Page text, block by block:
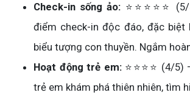
Check-in sống ảo: ⭐⭐⭐⭐⭐
điểm check-in độc đáo, đặc
biểu tượng con thuyền. Ngắm
Hoạt động trẻ em:⭐⭐⭐⭐ (4/5)
trẻ em khám phá thiên nhiên, tìm